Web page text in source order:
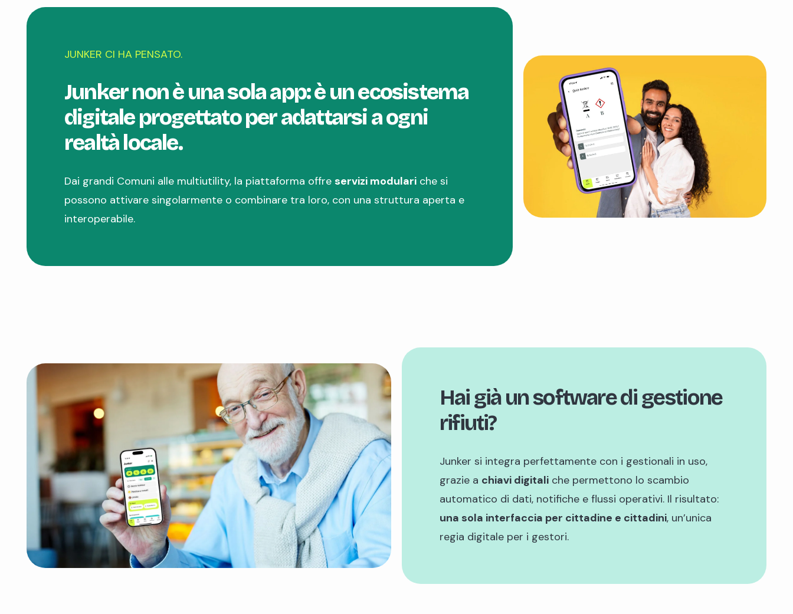
JUNKER CI HA PENSATO.
Junker non è una sola app: è un ecosistema
digitale progettato per adattarsi a ogni
realtà locale.
Dai grandi Comuni alle multiutility, la piattaforma offre servizi modulari che si
possono attivare singolarmente o combinare tra loro, con una struttura aperta e
interoperabile.
Hai già un software di gestione
rifiuti?
Junker si integra perfettamente con i gestionali in uso,
grazie a chiavi digitali che permettono lo scambio
automatico di dati, notifiche e flussi operativi. Il risultato:
una sola interfaccia per cittadine e cittadini, un’unica
regia digitale per i gestori.